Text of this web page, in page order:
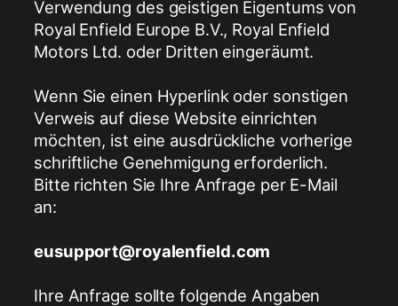
Verwendung des geistigen Eigentums von
Royal Enfield Europe B.V., Royal Enfield
Motors Ltd. oder Dritten eingeräumt.
Wenn Sie einen Hyperlink oder sonstigen
Verweis auf diese Website einrichten
möchten, ist eine ausdrückliche vorherige
schriftliche Genehmigung erforderlich.
Bitte richten Sie Ihre Anfrage per E-Mail
an:
eusupport@royalenfield.com
Ihre Anfrage sollte folgende Angaben